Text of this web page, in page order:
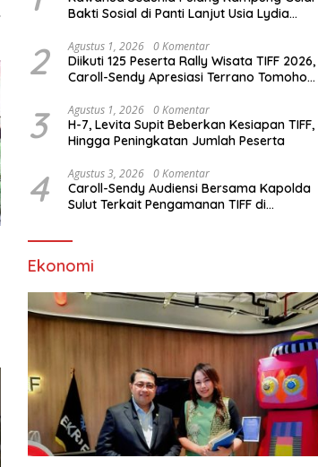
Bakti Sosial di Panti Lanjut Usia Lydia
2 Agustus 1, 2026 0 Komentar
Diikuti 125 Peserta Rally Wisata TIFF 2026,
Caroll-Sendy Apresiasi Terrano Tomohon
3 Agustus 1, 2026 0 Komentar
H-7, Levita Supit Beberkan Kesiapan TIFF,
Hingga Peningkatan Jumlah Peserta
4 Agustus 3, 2026 0 Komentar
Caroll-Sendy Audiensi Bersama Kapolda
Sulut Terkait Pengamanan TIFF di
Ekonomi